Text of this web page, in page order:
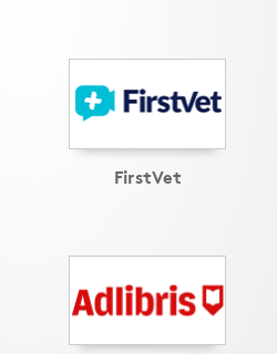
FirstVet